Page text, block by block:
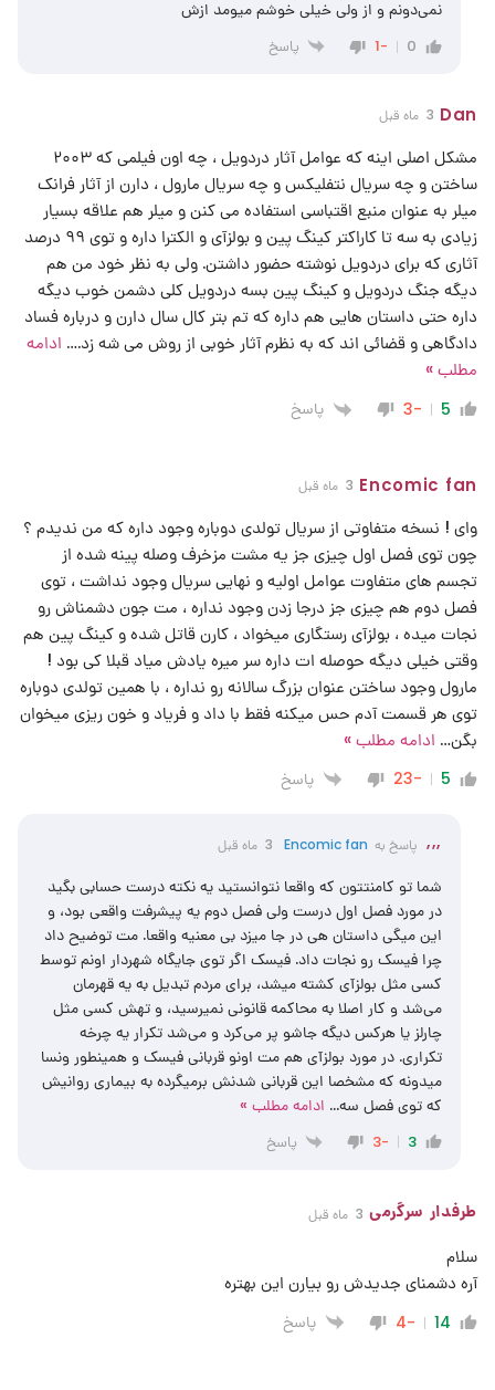
نمی‌دونم و از ولی خیلی خوشم میومد ازش
0
-1 پاسخ
Dan 3 ماه قبل
مشکل اصلی اینه که عوامل آثار دردویل ، چه اون فیلمی که ۲۰۰۳
ساختن و چه سریال نتفلیکس و چه سریال مارول ، دارن از آثار فرانک
میلر به عنوان منبع اقتباسی استفاده می کنن و میلر هم علاقه بسیار
زیادی به سه تا کاراکتر کینگ پین و بولزآی و الکترا داره و توی ۹۹ درصد
آثاری که برای دردویل نوشته حضور داشتن. ولی به نظر خود من هم
دیگه جنگ دردویل و کینگ پین بسه دردویل کلی دشمن خوب دیگه
داره حتی داستان هایی هم داره که تم بتر کال سال دارن و درباره فساد
دادگاهی و قضائی اند که به نظرم آثار خوبی از روش می شه زد.… ادامه
مطلب »
5
-3 پاسخ
Encomic fan 3 ماه قبل
وای ! نسخه متفاوتی از سریال تولدی دوباره وجود داره که من ندیدم ؟
چون توی فصل اول چیزی جز یه مشت مزخرف وصله پینه شده از
تجسم های متفاوت عوامل اولیه و نهایی سریال وجود نداشت ، توی
فصل دوم هم چیزی جز درجا زدن وجود نداره ، مت جون دشمناش رو
نجات میده ، بولزآی رستگاری میخواد ، کارن قاتل شده و کینگ پین هم
وقتی خیلی دیگه حوصله ات داره سر میره یادش میاد قبلا کی بود !
مارول وجود ساختن عنوان بزرگ سالانه رو نداره ، با همین تولدی دوباره
توی هر قسمت آدم حس میکنه فقط با داد و فریاد و خون ریزی میخوان
بگن… ادامه مطلب »
5
-23 پاسخ
,,, پاسخ به Encomic fan 3 ماه قبل
شما تو کامنتتون که واقعا نتوانستید یه نکته درست حسابی بگید
در مورد فصل اول درست ولی فصل دوم یه پیشرفت واقعی بود، و
این میگی داستان هی در جا میزد بی معنیه واقعا. مت توضیح داد
چرا فیسک رو نجات داد. فیسک اگر توی جایگاه شهردار اونم توسط
کسی مثل بولزآی کشته میشد، برای مردم تبدیل به یه قهرمان
می‌شد و کار اصلا به محاکمه قانونی نمیرسید، و تهش کسی مثل
چارلز یا هرکس دیگه جاشو پر می‌کرد و می‌شد تکرار یه چرخه
تکراری. در مورد بولزآی هم مت اونو قربانی فیسک و همینطور ونسا
میدونه که مشخصا این قربانی شدنش برمیگرده به بیماری روانیش
که توی فصل سه… ادامه مطلب »
3
-3 پاسخ
طرفدار سرگرمی 3 ماه قبل
سلام
آره دشمنای جدیدش رو بیارن این بهتره
14
-4 پاسخ